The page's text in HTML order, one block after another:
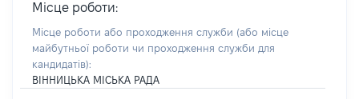
Місце роботи:
Місце роботи або проходження служби (або місце
майбутньої роботи чи проходження служби для
кандидатів):
ВІННИЦЬКА МІСЬКА РАДА